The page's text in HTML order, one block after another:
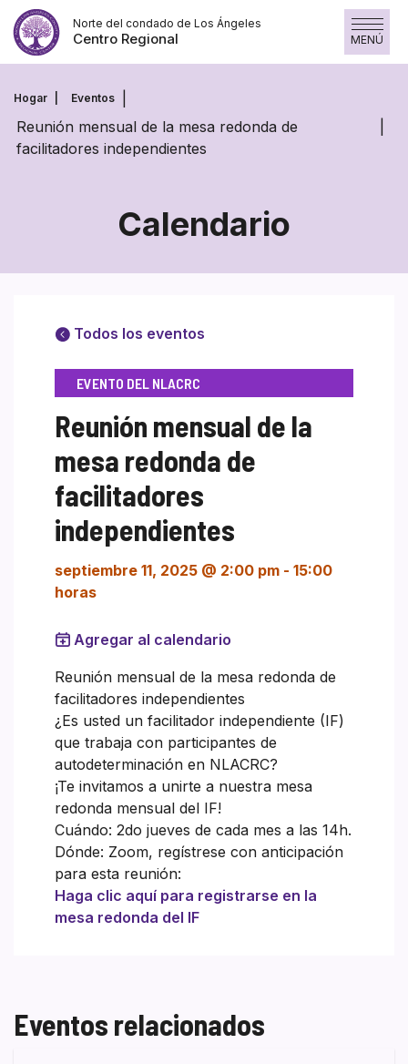
Saltar
contenido
Norte del condado de Los Ángeles
Centro Regional MENÚ
Hogar Eventos
Reunión mensual de la mesa redonda de
facilitadores independientes
Calendario
Todos los eventos
EVENTO DEL NLACRC
Reunión mensual de la
mesa redonda de
facilitadores
independientes
septiembre 11, 2025 @ 2:00 pm - 15:00
horas
Agregar al calendario
Reunión mensual de la mesa redonda de
facilitadores independientes
¿Es usted un facilitador independiente (IF)
que trabaja con participantes de
autodeterminación en NLACRC?
¡Te invitamos a unirte a nuestra mesa
redonda mensual del IF!
Cuándo: 2do jueves de cada mes a las 14h.
Dónde: Zoom, regístrese con anticipación
para esta reunión:
Haga clic aquí para registrarse en la
mesa redonda del IF
Eventos relacionados